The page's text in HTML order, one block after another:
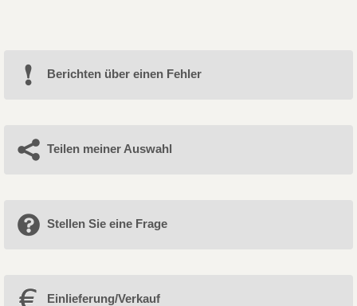
Berichten über einen Fehler
Teilen meiner Auswahl
Stellen Sie eine Frage
Einlieferung/Verkauf